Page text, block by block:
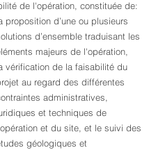
de l'opération, constituée de:
proposition d’une ou plusieurs
d’ensemble traduisant les
majeurs de l'opération,
vérification de la faisabilité du
au regard des différentes
administratives,
et techniques de
et du site, et le suivi des
géologiques et